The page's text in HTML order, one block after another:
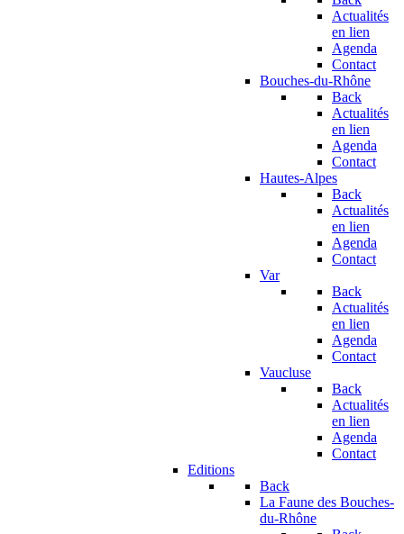
Actualités
en lien
Agenda
Contact
Bouches-du-Rhône
Back
Actualités
en lien
Agenda
Contact
Hautes-Alpes
Back
Actualités
en lien
Agenda
Contact
Var
Back
Actualités
en lien
Agenda
Contact
Vaucluse
Back
Actualités
en lien
Agenda
Contact
Editions
Back
La Faune des Bouches-
du-Rhône